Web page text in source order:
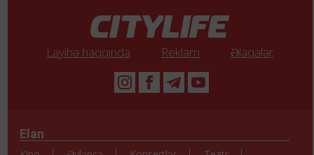
Layihə haqqında Reklam Əlaqələr
Elan